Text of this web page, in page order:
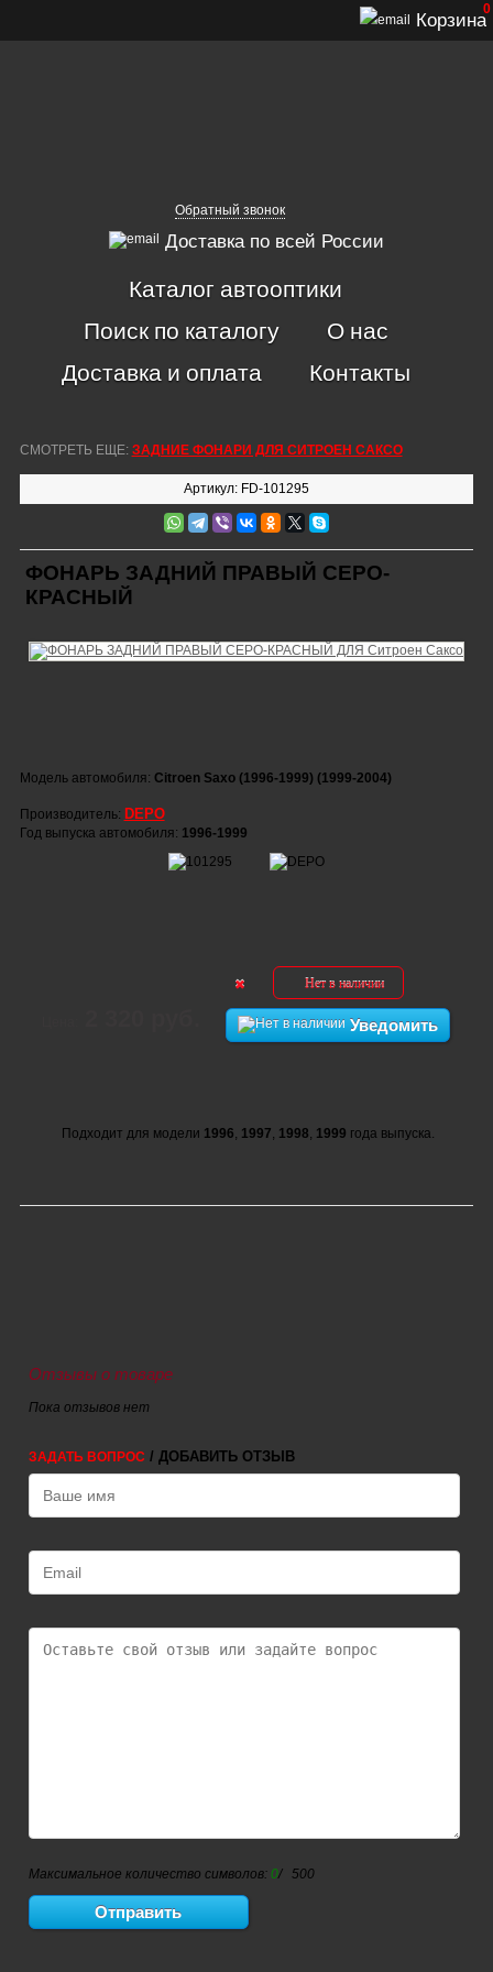
Обратный звонок
Доставка по всей России
Корзина
0
Каталог автооптики
Поиск по каталогу
О нас
Доставка и оплата
Контакты
СМОТРЕТЬ ЕЩЕ: ЗАДНИЕ ФОНАРИ ДЛЯ СИТРОЕН САКСО
Артикул: FD-101295
ФОНАРЬ ЗАДНИЙ ПРАВЫЙ СЕРО-
КРАСНЫЙ
Модель автомобиля: Citroen Saxo (1996-1999) (1999-2004)
Производитель: DEPO
Год выпуска автомобиля: 1996-1999
Нет в наличии
Уведомить
Подходит для модели 1996, 1997, 1998, 1999 года выпуска.
Отзывы о товаре
Пока отзывов нет
ЗАДАТЬ ВОПРОС / ДОБАВИТЬ ОТЗЫВ
Максимальное количество символов: 0/ 500